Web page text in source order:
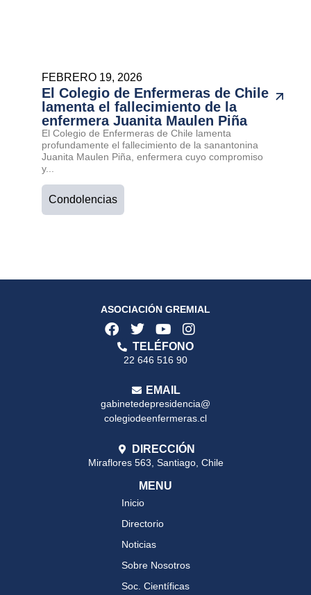
FEBRERO 19, 2026
El Colegio de Enfermeras de Chile
lamenta el fallecimiento de la
enfermera Juanita Maulen Piña
El Colegio de Enfermeras de Chile lamenta
profundamente el fallecimiento de la sanantonina
Juanita Maulen Piña, enfermera cuyo compromiso
y...
Condolencias
ASOCIACIÓN GREMIAL
TELÉFONO
22 646 516 90
EMAIL
gabinetedepresidencia@
colegiodeenfermeras.cl
DIRECCIÓN
Miraflores 563, Santiago, Chile
MENU
Inicio
Directorio
Noticias
Sobre Nosotros
Soc. Científicas